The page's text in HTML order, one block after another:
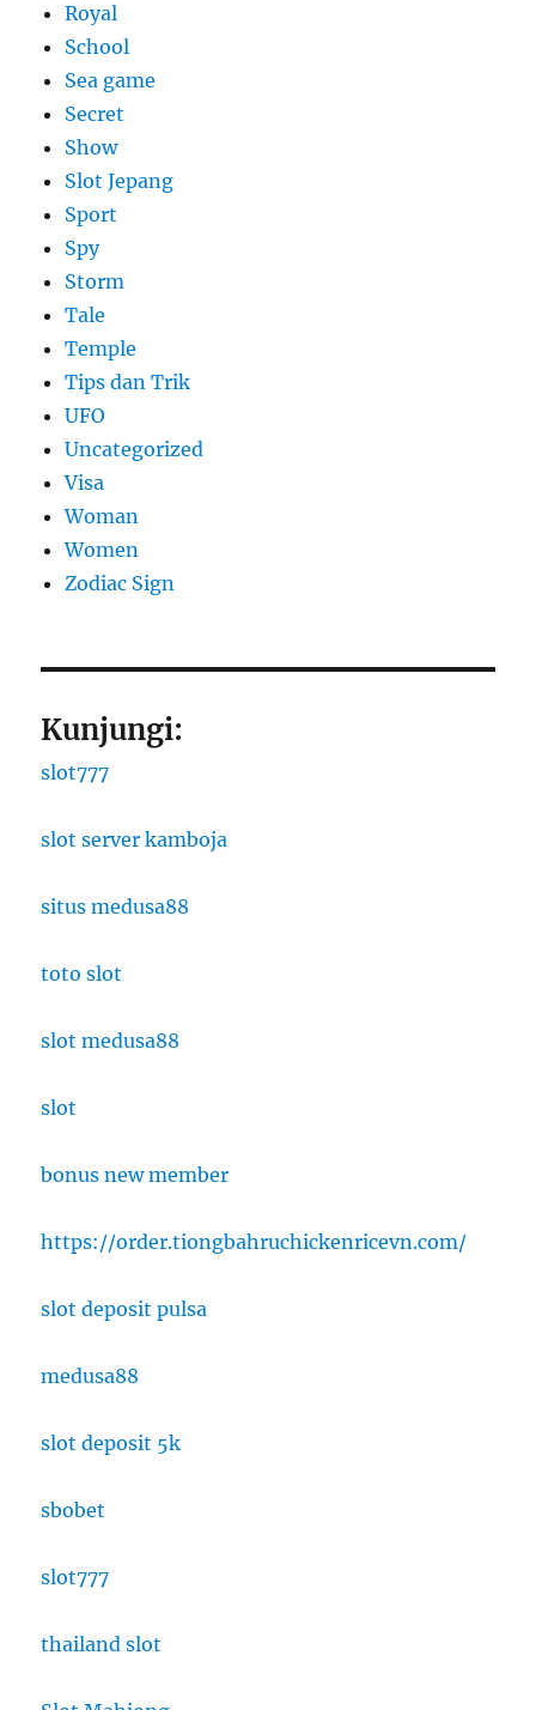
Royal
School
Sea game
Secret
Show
Slot Jepang
Sport
Spy
Storm
Tale
Temple
Tips dan Trik
UFO
Uncategorized
Visa
Woman
Women
Zodiac Sign
Kunjungi:
slot777
slot server kamboja
situs medusa88
toto slot
slot medusa88
slot
bonus new member
https://order.tiongbahruchickenricevn.com/
slot deposit pulsa
medusa88
slot deposit 5k
sbobet
slot777
thailand slot